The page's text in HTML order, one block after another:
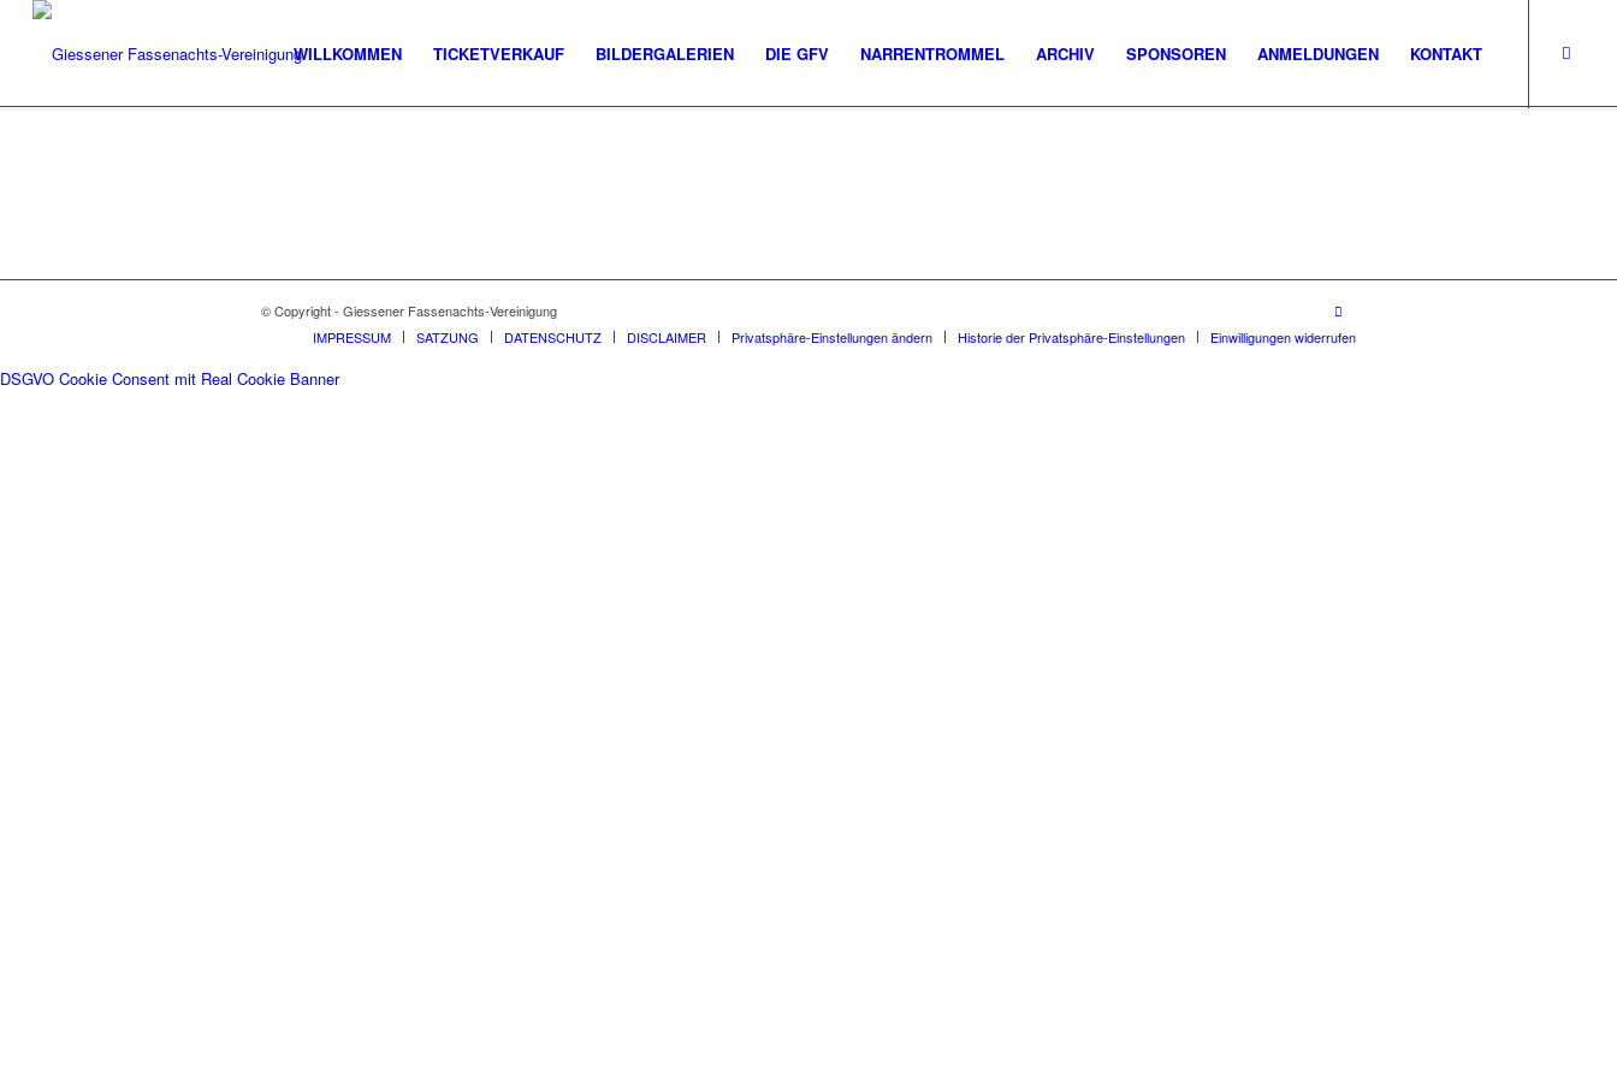
WILLKOMMEN TICKETVERKAUF BILDERGALERIEN DIE GFV NARRENTROMMEL ARCHIV SPONSOREN ANMELDUNGEN KONTAKT
© Copyright - Giessener Fassenachts-Vereinigung
IMPRESSUM
SATZUNG DATENSCHUTZ DISCLAIMER Privatsphäre-Einstellungen ändern Historie der Privatsphäre-Einstellungen Einwilligungen widerrufen
DSGVO Cookie Consent mit Real Cookie Banner